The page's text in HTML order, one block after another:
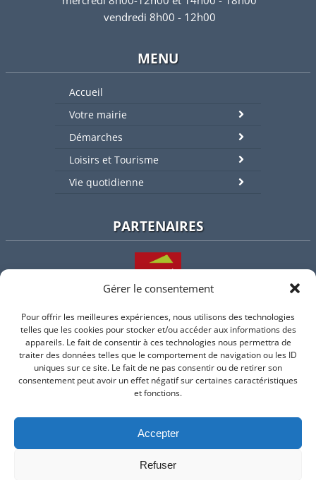
Gérer le consentement
Pour offrir les meilleures expériences, nous utilisons des technologies
telles que les cookies pour stocker et/ou accéder aux informations des
appareils. Le fait de consentir à ces technologies nous permettra de
traiter des données telles que le comportement de navigation ou les ID
uniques sur ce site. Le fait de ne pas consentir ou de retirer son
consentement peut avoir un effet négatif sur certaines caractéristiques
et fonctions.
Accepter
Refuser
vendredi 8h00 - 12h00
MENU
Accueil
Votre mairie
Démarches
Loisirs et Tourisme
Vie quotidienne
PARTENAIRES
L'intercommunalité
Intramuros
Suivez-nous sur Facebook